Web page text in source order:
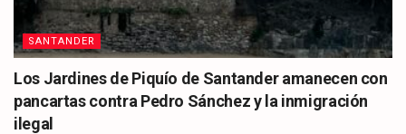
SANTANDER
Los Jardines de Piquío de Santander amanecen con
pancartas contra Pedro Sánchez y la inmigración
ilegal